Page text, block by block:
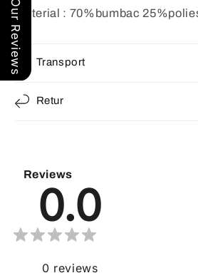
Material : 70%bumbac
Transport
Retur
Reviews
0.0
0 reviews
Our Reviews